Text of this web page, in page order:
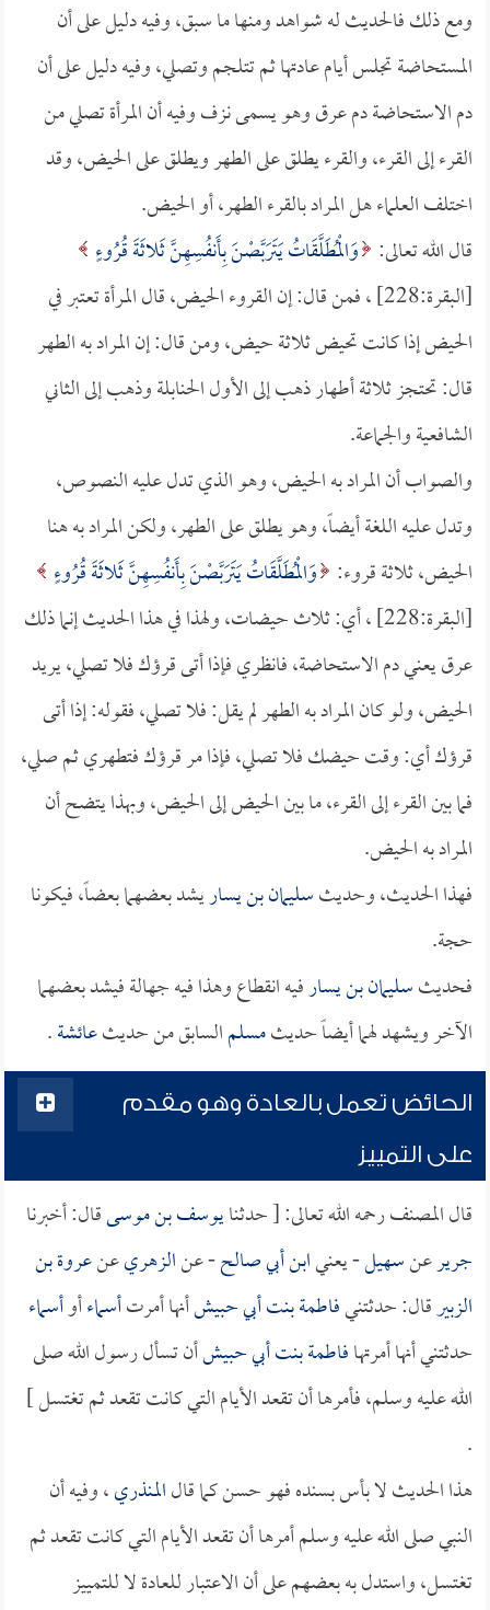
ومع ذلك فالحديث له شواهد ومنها ما سبق، وفيه دليل على أن
المستحاضة تجلس أيام عادتها ثم تتلجم وتصلي، وفيه دليل على أن
دم الاستحاضة دم عرق وهو يسمى نزف وفيه أن المرأة تصلي من
القرء إلى القرء، والقرء يطلق على الطهر ويطلق على الحيض، وقد
اختلف العلماء هل المراد بالقرء الطهر، أو الحيض.
قال الله تعالى: وَالْمُطَلَّقَاتُ يَتَرَبَّصْنَ بِأَنفُسِهِنَّ ثَلاثَةَ قُرُوءٍ
[البقرة:228] ، فمن قال: إن القروء الحيض، قال المرأة تعتبر في
الحيض إذا كانت تحيض ثلاثة حيض، ومن قال: إن المراد به الطهر
قال: تحتجز ثلاثة أطهار ذهب إلى الأول الحنابلة وذهب إلى الثاني
الشافعية والجماعة.
والصواب أن المراد به الحيض، وهو الذي تدل عليه النصوص،
وتدل عليه اللغة أيضاً، وهو يطلق على الطهر، ولكن المراد به هنا
الحيض، ثلاثة قروء: وَالْمُطَلَّقَاتُ يَتَرَبَّصْنَ بِأَنفُسِهِنَّ ثَلاثَةَ قُرُوءٍ
[البقرة:228] ، أي: ثلاث حيضات، ولهذا في هذا الحديث إنما ذلك
عرق يعني دم الاستحاضة، فانظري فإذا أتى قرؤك فلا تصلي، يريد
الحيض، ولو كان المراد به الطهر لم يقل: فلا تصلي، فقوله: إذا أتى
قرؤك أي: وقت حيضك فلا تصلي، فإذا مر قرؤك فتطهري ثم صلي،
فما بين القرء إلى القرء، ما بين الحيض إلى الحيض، وبهذا يتضح أن
المراد به الحيض.
فهذا الحديث، وحديثسليمان بن يساريشد بعضهما بعضاً، فيكونا
حجة.
فحديثسليمان بن يسارفيه انقطاع وهذا فيه جهالة فيشد بعضهما
الآخر ويشهد لهما أيضاً حديثمسلمالسابق من حديثعائشة.
الحائض تعمل بالعادة وهو مقدم
على التمييز
قال المصنف رحمه الله تعالى: [ حدثنايوسف بن موسىقال: أخبرنا
جريرعنسهيل- يعنيابن أبي صالح- عنالزهريعنعروة بن
الزبيرقال: حدثتنيفاطمة بنت أبي حبيشأنها أمرتأسماءأوأسماء
حدثتني أنها أمرتهافاطمة بنت أبي حبيشأن تسأل رسول الله صلى
الله عليه وسلم، فأمرها أن تقعد الأيام التي كانت تقعد ثم تغتسل ]
.
هذا الحديث لا بأس بسنده فهو حسن كما قالالمنذري، وفيه أن
النبي صلى الله عليه وسلم أمرها أن تقعد الأيام التي كانت تقعد ثم
تغتسل، واستدل به بعضهم على أن الاعتبار للعادة لا للتمييز